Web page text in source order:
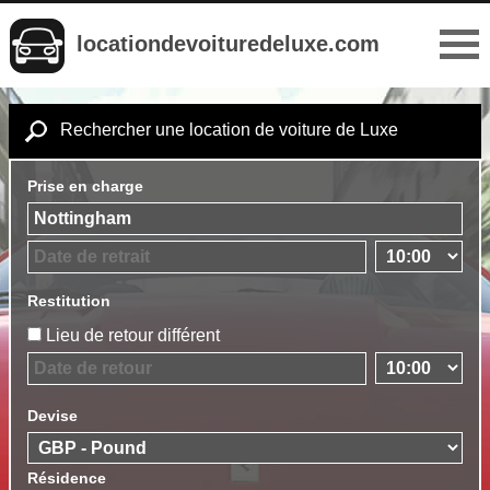
locationdevoituredeluxe.com
Rechercher une location de voiture de Luxe
Prise en charge
Restitution
Lieu de retour différent
Devise
Résidence